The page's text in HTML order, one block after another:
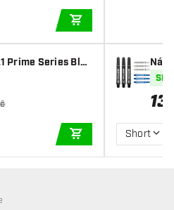
Prime Series Blue
PŘIDAT DO KOŠÍKU
Short